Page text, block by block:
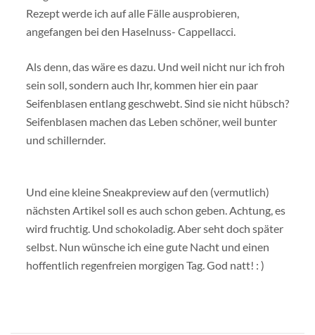
Rezept werde ich auf alle Fälle ausprobieren,
angefangen bei den Haselnuss- Cappellacci.
Als denn, das wäre es dazu. Und weil nicht nur ich froh
sein soll, sondern auch Ihr, kommen hier ein paar
Seifenblasen entlang geschwebt. Sind sie nicht hübsch?
Seifenblasen machen das Leben schöner, weil bunter
und schillernder.
Und eine kleine Sneakpreview auf den (vermutlich)
nächsten Artikel soll es auch schon geben. Achtung, es
wird fruchtig. Und schokoladig. Aber seht doch später
selbst. Nun wünsche ich eine gute Nacht und einen
hoffentlich regenfreien morgigen Tag. God natt! : )